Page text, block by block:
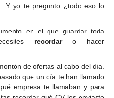
Y yo te pregunto ¿todo eso lo
en el que guardar toda
recordaro hacer
de ofertas al cabo del día.
que un día te han llamado
empresa te llamaban y para